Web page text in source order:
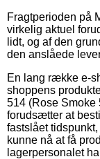
Fragtperioden
virkelig aktuel
lidt, og af den
den anslåede
En lang række e-
shoppens
514 (Rose Smoke
forudsætter at
fastslået
kunne nå at få
lagerpersonalet